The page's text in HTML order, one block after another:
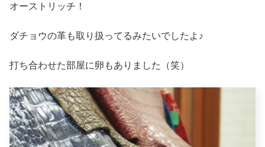
オーストリッチ！
ダチョウの革も取り扱ってるみたいでしたよ♪
打ち合わせた部屋に卵もありました（笑）